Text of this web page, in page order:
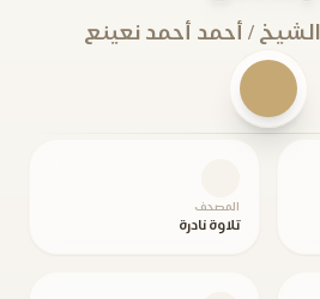
/ أحمد أحمد نعينع
المصحف
تلاوة نادرة